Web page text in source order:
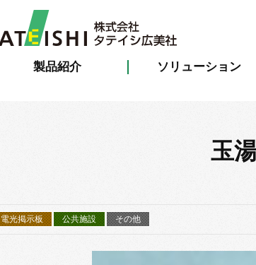
製品紹介 ソリューション
玉
電光掲示板 公共施設 その他